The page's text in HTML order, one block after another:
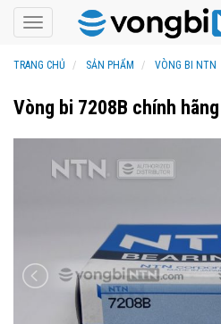
Toggle
navigation
TRANG CHỦ SẢN PHẨM VÒNG BI NTN
Vòng bi 7208B chính